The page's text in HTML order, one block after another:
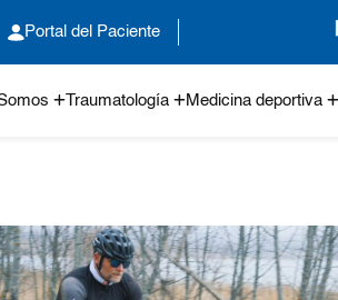
Portal del Paciente
Traumatología Medicina deportiva